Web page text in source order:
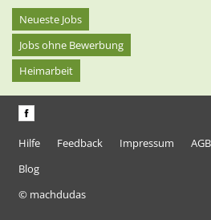
Neueste Jobs
Jobs ohne Bewerbung
Heimarbeit
Hilfe Feedback Impressum
Blog
© machdudas